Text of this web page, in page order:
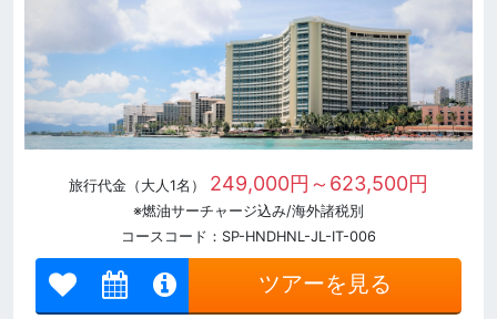
旅行代金（大人1名） 249,000円～623,500円
※燃油サーチャージ込み/海外諸税別
コースコード：SP-HNDHNL-JL-IT-006
ツアーを見る